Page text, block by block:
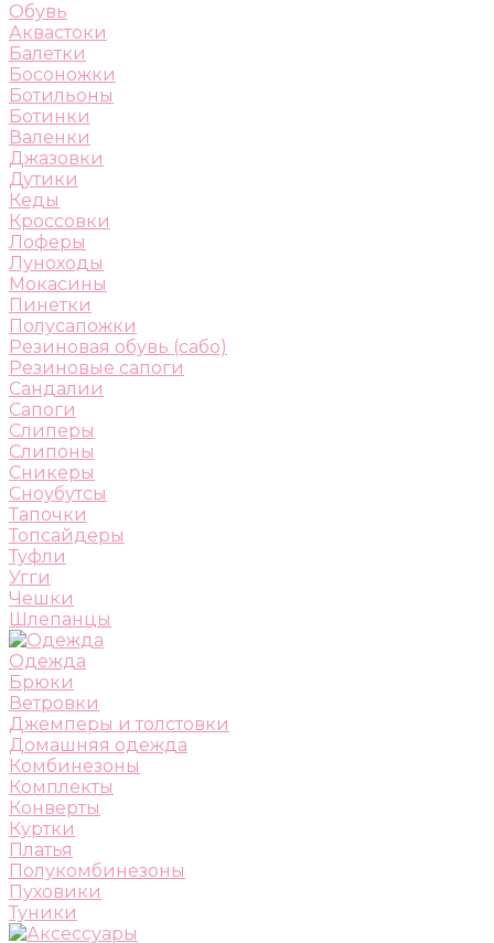
Обувь
Аквастоки
Балетки
Босоножки
Ботильоны
Ботинки
Валенки
Джазовки
Дутики
Кеды
Кроссовки
Лоферы
Луноходы
Мокасины
Пинетки
Полусапожки
Резиновая обувь (сабо)
Резиновые сапоги
Сандалии
Сапоги
Слиперы
Слипоны
Сникеры
Сноубутсы
Тапочки
Топсайдеры
Туфли
Угги
Чешки
Шлепанцы
Одежда
Брюки
Ветровки
Джемперы и толстовки
Домашняя одежда
Комбинезоны
Комплекты
Конверты
Куртки
Платья
Полукомбинезоны
Пуховики
Туники